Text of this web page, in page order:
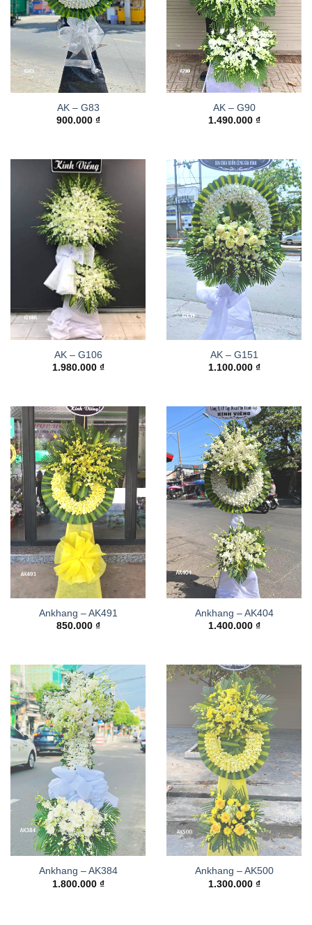
AK – G83
900.000 ₫
AK – G90
1.490.000 ₫
AK – G106
1.980.000 ₫
AK – G151
1.100.000 ₫
Ankhang – AK491
850.000 ₫
Ankhang – AK404
1.400.000 ₫
Ankhang – AK384
1.800.000 ₫
Ankhang – AK500
1.300.000 ₫